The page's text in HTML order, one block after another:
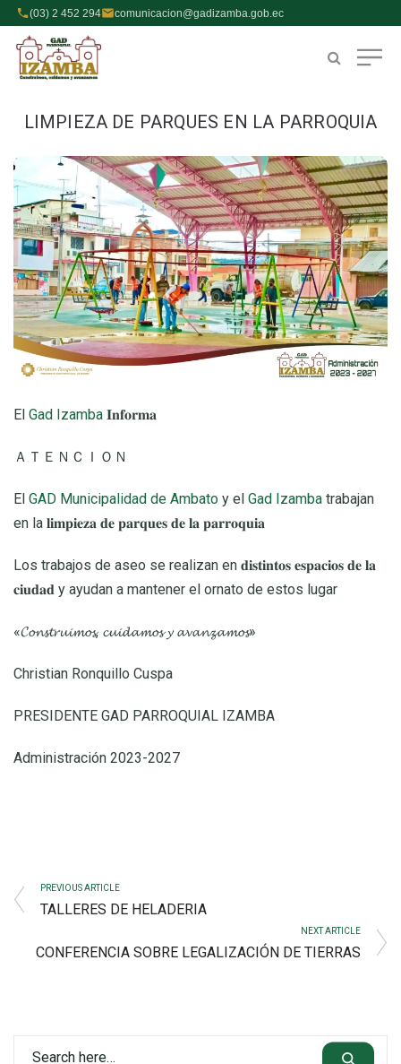
(03) 2 452 294 comunicacion@gadizamba.gob.ec
LIMPIEZA DE PARQUES EN LA PARROQUIA
El Gad Izamba 𝐈𝐧𝐟𝐨𝐫𝐦𝐚
ＡＴＥＮＣＩＯＮ
El GAD Municipalidad de Ambato y el Gad Izamba trabajan
en la 𝐥𝐢𝐦𝐩𝐢𝐞𝐳𝐚 𝐝𝐞 𝐩𝐚𝐫𝐪𝐮𝐞𝐬 𝐝𝐞 𝐥𝐚 𝐩𝐚𝐫𝐫𝐨𝐪𝐮𝐢𝐚
Los trabajos de aseo se realizan en 𝐝𝐢𝐬𝐭𝐢𝐧𝐭𝐨𝐬 𝐞𝐬𝐩𝐚𝐜𝐢𝐨𝐬 𝐝𝐞 𝐥𝐚
𝐜𝐢𝐮𝐝𝐚𝐝 y ayudan a mantener el ornato de estos lugar
«𝓒𝓸𝓷𝓼𝓽𝓻𝓾𝓲𝓶𝓸𝓼, 𝓬𝓾𝓲𝓭𝓪𝓶𝓸𝓼 𝔂 𝓪𝓿𝓪𝓷𝔃𝓪𝓶𝓸𝓼»
Christian Ronquillo Cuspa
PRESIDENTE GAD PARROQUIAL IZAMBA
Administración 2023-2027
PREVIOUS ARTICLE
TALLERES DE HELADERIA
NEXT ARTICLE
CONFERENCIA SOBRE LEGALIZACIÓN DE TIERRAS